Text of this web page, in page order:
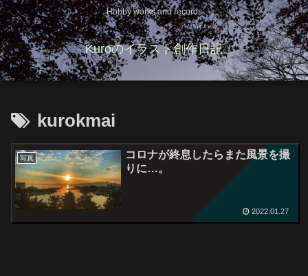
Hobby works and records
Kuroのイラスト創作日記
kurokmai
写真
コロナが終息したらまた風景を撮
りに…。
2022.01.27